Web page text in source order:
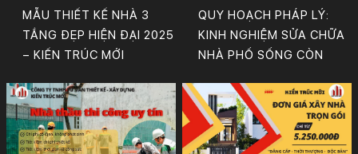
MẪU THIẾT KẾ NHÀ 3
TẦNG ĐẸP HIỆN ĐẠI 2025
– KIẾN TRÚC MỚI
QUY HOẠCH PHÁP LÝ:
KINH NGHIỆM SỬA CHỮA
NHÀ PHỐ SỐNG CÒN